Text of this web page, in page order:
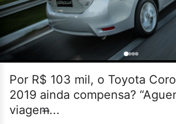
Por R$ 103 mil, o Toyota
2019 ainda compensa?
viagem̶...